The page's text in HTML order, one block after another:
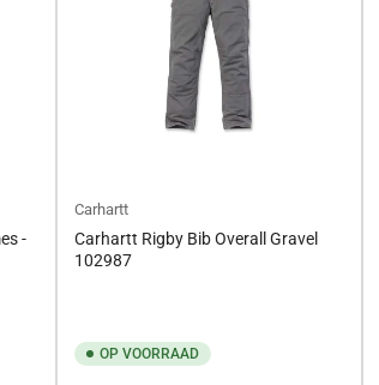
-
Carhartt
Carhartt Rigby Bib Overall Gravel
102987
OP VOORRAAD